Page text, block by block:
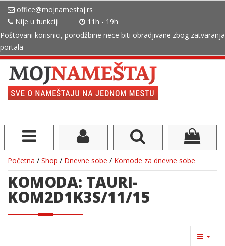
office@mojnamestaj.rs
Nije u funkciji
11h - 19h
Poštovani korisnici, porodžbine nece biti obradjivane zbog zatvaranja
portala
Početna / Shop / Dnevne sobe / Komode za dnevne sobe
KOMODA: TAURI-
KOM2D1K3S/11/15